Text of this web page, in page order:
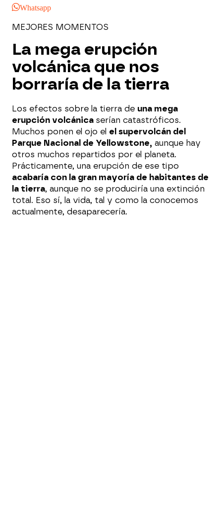
Whatsapp
MEJORES MOMENTOS
La mega erupción
volcánica que nos
borraría de la tierra
Los efectos sobre la tierra de una mega
erupción volcánica serían catastróficos.
Muchos ponen el ojo el el supervolcán del
Parque Nacional de Yellowstone, aunque hay
otros muchos repartidos por el planeta.
Prácticamente, una erupción de ese tipo
acabaría con la gran mayoría de habitantes de
la tierra, aunque no se produciría una extinción
total. Eso sí, la vida, tal y como la conocemos
actualmente, desaparecería.